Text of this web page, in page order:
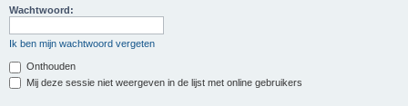
Wachtwoord:
Ik ben mijn wachtwoord vergeten
Onthouden
Mij deze sessie niet weergeven in de lijst met online gebruikers